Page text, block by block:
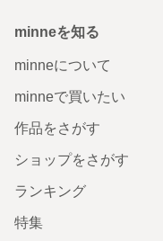
minneを知る
minneについて
minneで買いたい
作品をさがす
ショップをさがす
ランキング
特集